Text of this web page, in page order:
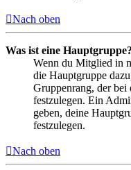
Nach oben
Was ist eine Hauptgruppe?
Wenn du Mitglied in
die Hauptgruppe
Gruppenrang, der bei
festzulegen. Ein
geben, deine
festzulegen.
Nach oben